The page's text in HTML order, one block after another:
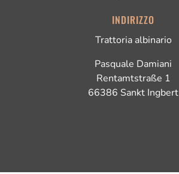
INDIRIZZO
Trattoria albinario
Pasquale Damiani
Rentamtstraße 1
66386 Sankt Ingbert